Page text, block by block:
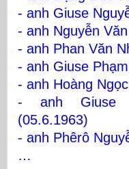
- anh Giuse
- anh Nguyễn
- anh Phan Văn
- anh Giuse
- anh Hoàng
- anh Giuse
(05.6.1963)
- anh Phêrô
…